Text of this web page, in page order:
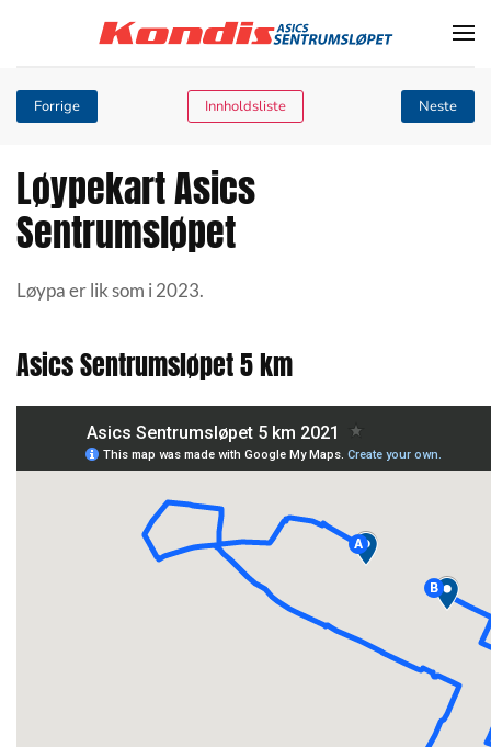
Forrige Innholdsliste Neste
Løypekart Asics
Sentrumsløpet
Løypa er lik som i 2023.
Asics Sentrumsløpet 5 km